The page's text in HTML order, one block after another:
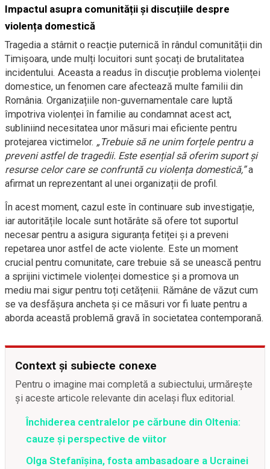
Impactul asupra comunității și discuțiile despre
violența domestică
Tragedia a stârnit o reacție puternică în rândul comunității din
Timișoara, unde mulți locuitori sunt șocați de brutalitatea
incidentului. Aceasta a readus în discuție problema violenței
domestice, un fenomen care afectează multe familii din
România. Organizațiile non-guvernamentale care luptă
împotriva violenței în familie au condamnat acest act,
subliniind necesitatea unor măsuri mai eficiente pentru
protejarea victimelor. „Trebuie să ne unim forțele pentru a
preveni astfel de tragedii. Este esențial să oferim suport și
resurse celor care se confruntă cu violența domestică,”a
afirmat un reprezentant al unei organizații de profil.
În acest moment, cazul este în continuare sub investigație,
iar autoritățile locale sunt hotărâte să ofere tot suportul
necesar pentru a asigura siguranța fetiței și a preveni
repetarea unor astfel de acte violente. Este un moment
crucial pentru comunitate, care trebuie să se unească pentru
a sprijini victimele violenței domestice și a promova un
mediu mai sigur pentru toți cetățenii. Rămâne de văzut cum
se va desfășura ancheta și ce măsuri vor fi luate pentru a
aborda această problemă gravă în societatea contemporană.
Context și subiecte conexe
Pentru o imagine mai completă a subiectului, urmărește
și aceste articole relevante din același flux editorial.
Închiderea centralelor pe cărbune din Oltenia:
cauze și perspective de viitor
Olga Stefanîşina, fosta ambasadoare a Ucrainei